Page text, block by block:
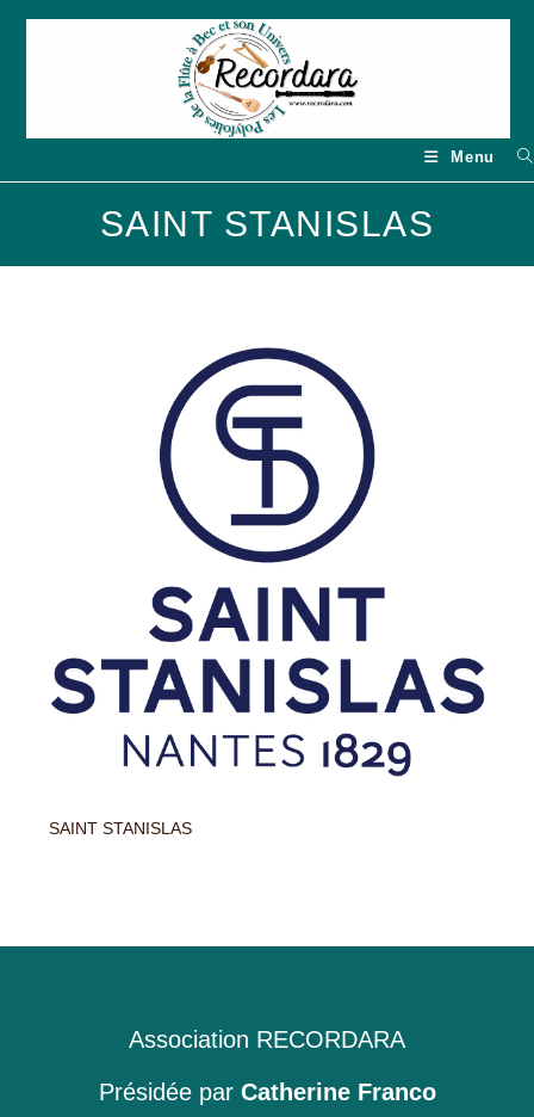
Menu
SAINT STANISLAS
SAINT STANISLAS
Association RECORDARA
Présidée par Catherine Franco